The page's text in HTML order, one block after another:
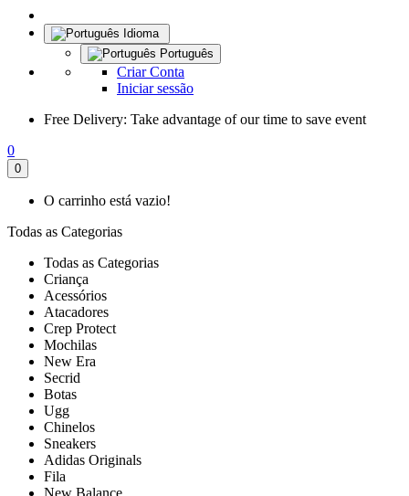
Idioma
Português
Criar Conta
Iniciar sessão
Free Delivery: Take advantage of our time to save event
0
0
O carrinho está vazio!
Todas as Categorias
Todas as Categorias
Criança
Acessórios
Atacadores
Crep Protect
Mochilas
New Era
Secrid
Botas
Ugg
Chinelos
Sneakers
Adidas Originals
Fila
New Balance